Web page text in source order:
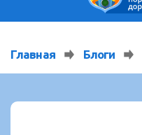
Главная Блоги